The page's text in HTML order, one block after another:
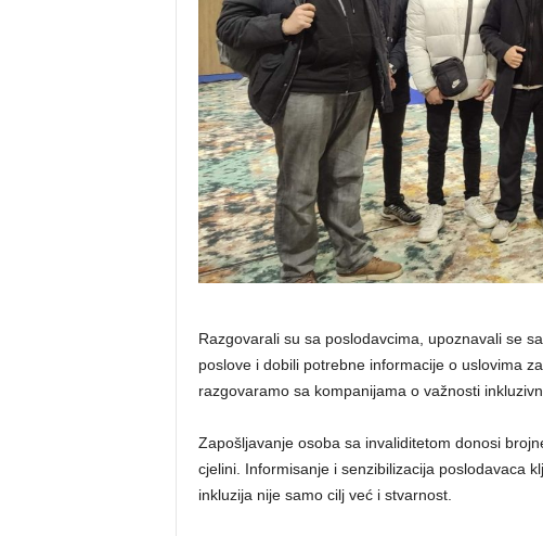
Razgovarali su sa poslodavcima, upoznavali se
poslove i dobili potrebne informacije o uslovima
razgovaramo sa kompanijama o važnosti
Zapošljavanje osoba sa invaliditetom donosi
cjelini. Informisanje i senzibilizacija poslodavaca
inkluzija nije samo cilj već i stvarnost.